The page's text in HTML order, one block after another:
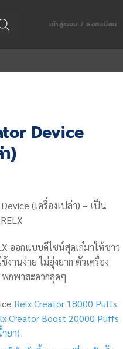
เข้าสู่ระบบ / ลงทะเบียน
Device
)
(เครื่องเปล่า) – เป็น
ออกแบบดีไซน์สุดเก๋มาให้ชาว
งานง่าย ไม่ยุ่งยาก ตัวเครื่อง
กพาสะดวกสุดๆ
Relx Creator 18000 Puffs
Creator Boost 20000 Puffs
ยา)